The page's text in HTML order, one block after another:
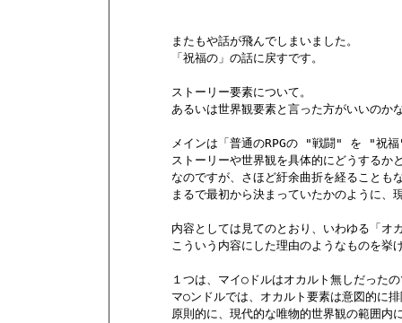
        またもや話が飛んでしまいました。
        「祝福の」の話に戻すです。
        ストーリー要素について。
あるいは世界観要素と言った方がいいのか
メインは「普通のRPGの "戦闘" を "祝福
ストーリーや世界観を具体的にどうするか
なのですが、さほど紆余曲折を経ることも
まるで最初から決まっていたかのように、
内容としては見てのとおり、いわゆる「オ
こういう内容にした理由のようなものを挙
１つは、マイ○ドルはオカルト無しだったの
マ○ンドルでは、オカルト要素は意図的に排
原則的に、現代的な唯物的世界観の範囲内